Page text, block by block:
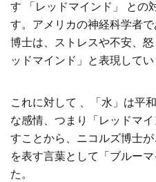
す 「レッドマインド」 との
す。アメリカの神経科学者
博士は、ストレスや不安、
ッドマインド」と表現してい
これに対して 、「水」は平
な感情、つまり「レッドマ
すことから、ニコルズ博士
を表す言葉として「ブルー
た。